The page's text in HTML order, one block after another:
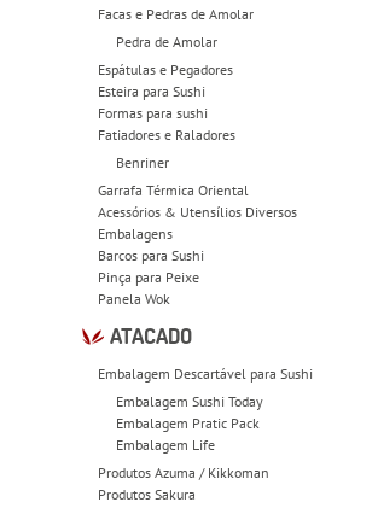
Facas e Pedras de Amolar
Pedra de Amolar
Espátulas e Pegadores
Esteira para Sushi
Formas para sushi
Fatiadores e Raladores
Benriner
Garrafa Térmica Oriental
Acessórios & Utensílios Diversos
Embalagens
Barcos para Sushi
Pinça para Peixe
Panela Wok
ATACADO
Embalagem Descartável para Sushi
Embalagem Sushi Today
Embalagem Pratic Pack
Embalagem Life
Produtos Azuma / Kikkoman
Produtos Sakura